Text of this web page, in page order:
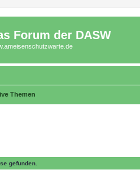
Forum der DASW
Themen
gefunden.